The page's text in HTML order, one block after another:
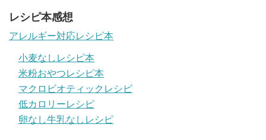
レシピ本感想
アレルギー対応レシピ本
小麦なしレシピ本
米粉おやつレシピ本
マクロビオティックレシピ
低カロリーレシピ
卵なし牛乳なしレシピ